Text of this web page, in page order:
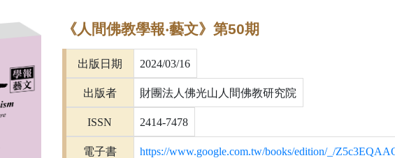
《人間佛教學報‧藝文》第50期
出版日期 2024/03/16
出版者 財團法人佛光山人間佛教研究院
ISSN 2414-7478
電子書 https://www.google.com.tw/books/edition/_/